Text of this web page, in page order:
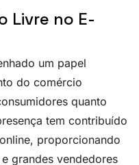
Livre no E-
um papel
do comércio
quanto
tem contribuído
proporcionando
grandes vendedores